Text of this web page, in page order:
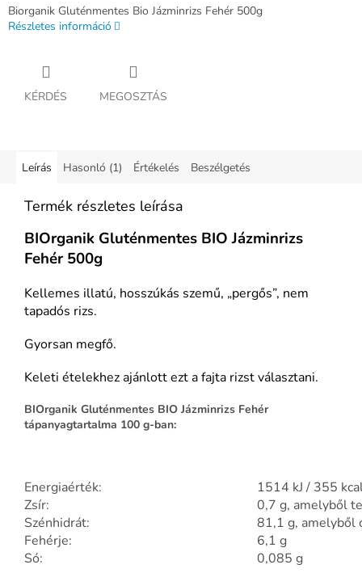
Biorganik Gluténmentes Bio Jázminrizs Fehér 500g
Részletes információ
KÉRDÉS MEGOSZTÁS
Leírás Hasonló (1) Értékelés Beszélgetés
Termék részletes leírása
BIOrganik Gluténmentes BIO Jázminrizs
Fehér 500g
Kellemes illatú, hosszúkás szemű, „pergős”, nem
tapadós rizs.
Gyorsan megfő.
Keleti ételekhez ajánlott ezt a fajta rizst választani.
BIOrganik Gluténmentes BIO Jázminrizs Fehér
tápanyagtartalma 100 g-ban:
Energiaérték:
1514 kJ / 355
Zsír:
0,7 g, amelyből
Szénhidrát:
81,1 g, amelyből
Fehérje:
6,1 g
Só:
0,085 g